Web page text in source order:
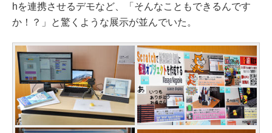
hを連携させるデモなど、「そんなこともできるんです
か！？」と驚くような展示が並んでいた。